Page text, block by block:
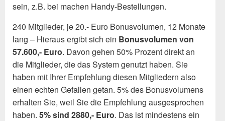
sein, z.B. bei machen Handy-Bestellungen.
240 Mitglieder, je 20.- Euro Bonusvolumen, 12 Monate
lang – Hieraus ergibt sich ein Bonusvolumen von
57.600,- Euro. Davon gehen 50% Prozent direkt an
die Mitglieder, die das System genutzt haben. Sie
haben mit Ihrer Empfehlung diesen Mitgliedern also
einen echten Gefallen getan. 5% des Bonusvolumens
erhalten Sie, weil Sie die Empfehlung ausgesprochen
haben. 5% sind 2880,- Euro. Das ist mindestens ein